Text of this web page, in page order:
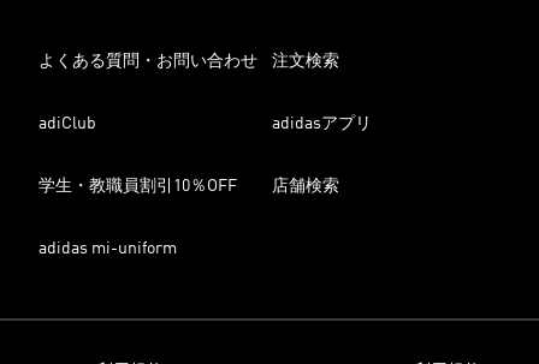
よくある質問・お問い合わせ 注文検索
adiClub adidasアプリ
学生・教職員割引10％OFF 店舗検索
adidas mi-uniform